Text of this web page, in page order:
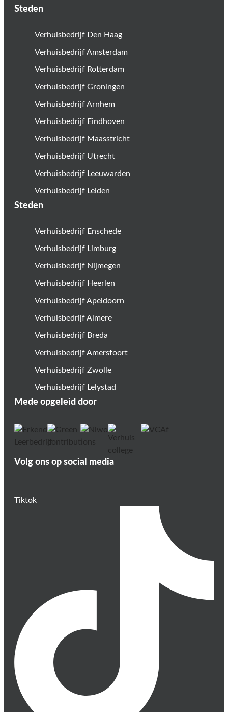
Steden
Verhuisbedrijf Den Haag
Verhuisbedrijf Amsterdam
Verhuisbedrijf Rotterdam
Verhuisbedrijf Groningen
Verhuisbedrijf Arnhem
Verhuisbedrijf Eindhoven
Verhuisbedrijf Maasstricht
Verhuisbedrijf Utrecht
Verhuisbedrijf Leeuwarden
Verhuisbedrijf Leiden
Steden
Verhuisbedrijf Enschede
Verhuisbedrijf Limburg
Verhuisbedrijf Nijmegen
Verhuisbedrijf Heerlen
Verhuisbedrijf Apeldoorn
Verhuisbedrijf Almere
Verhuisbedrijf Breda
Verhuisbedrijf Amersfoort
Verhuisbedrijf Zwolle
Verhuisbedrijf Lelystad
Mede opgeleid door
Volg ons op social media
Tiktok